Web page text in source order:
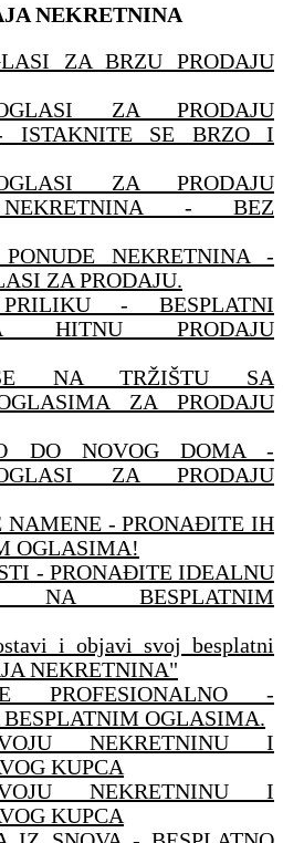
NEKRETNINA
ZA BRZU PRODAJU
ZA PRODAJU
ISTAKNITE SE BRZO I
ZA PRODAJU
- BEZ
NEKRETNINA -
ZA PRODAJU.
PRILIKU - BESPLATNI
HITNU PRODAJU
NA TRŽIŠTU SA
ZA PRODAJU
DO NOVOG DOMA -
ZA PRODAJU
NAMENE - PRONAĐITE IH
OGLASIMA!
- PRONAĐITE IDEALNU
NA BESPLATNIM
i objavi svoj besplatni
NEKRETNINA"
PROFESIONALNO -
BESPLATNIM OGLASIMA.
NEKRETNINU I
KUPCA
NEKRETNINU I
KUPCA